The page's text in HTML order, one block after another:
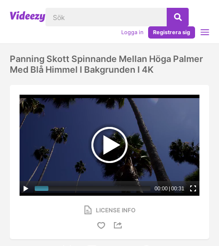
Logga in Registrera sig
Panning Skott Spinnande Mellan Höga Palmer
Med Blå Himmel I Bakgrunden I 4K
00:00 | 00:31
LICENSE INFO